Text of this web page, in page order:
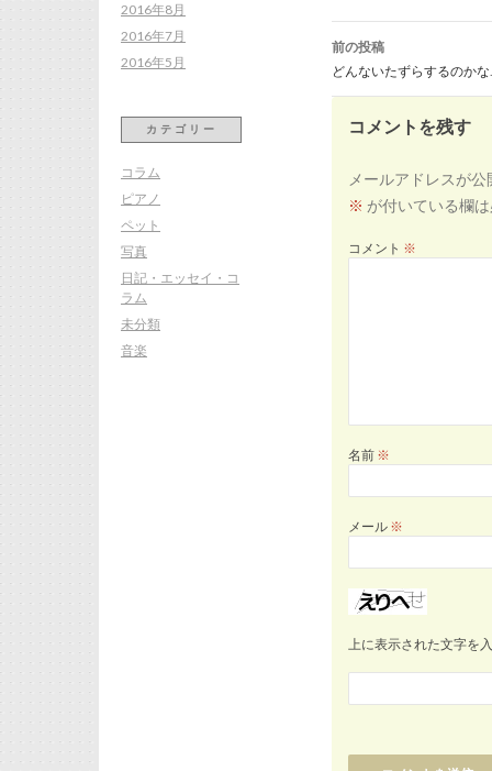
投
稿
ナ
ビ
ゲ
シ
前の投稿
どんないたずらするのか
コメントを残す
メールアドレスが
※ が付いている欄
コメント ※
名前 ※
メール ※
上に表示された文字を
2016年8月
2016年7月
2016年5月
カテゴリー
コラム
ピアノ
ペット
写真
日記・エッセイ・コ
ラム
未分類
音楽